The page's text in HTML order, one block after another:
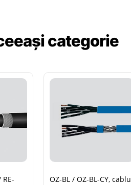
categorie
RE-
OZ-BL / OZ-BL-CY, cablu